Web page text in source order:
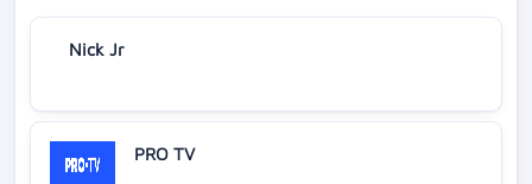
Nick Jr
PRO TV